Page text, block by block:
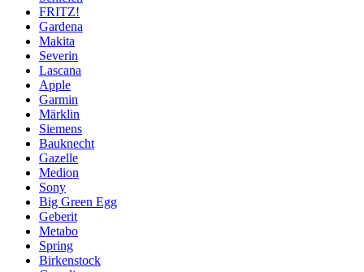
FRITZ!
Gardena
Makita
Severin
Lascana
Apple
Garmin
Märklin
Siemens
Bauknecht
Gazelle
Medion
Sony
Big Green Egg
Geberit
Metabo
Spring
Birkenstock